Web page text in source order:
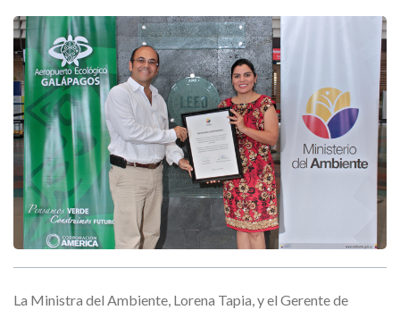
La Ministra del Ambiente, Lorena Tapia, y el Gerente de